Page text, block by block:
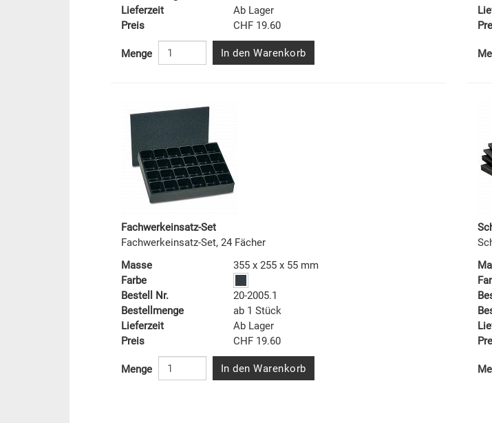
Lieferzeit
Ab Lager
Preis
CHF 19.60
Menge In den Warenkorb
Fachwerkeinsatz-Set
Fachwerkeinsatz-Set, 24 Fächer
Masse
355 x 255 x 55 mm
Farbe
Bestell Nr.
20-2005.1
Bestellmenge
ab 1 Stück
Lieferzeit
Ab Lager
Preis
CHF 19.60
Menge In den Warenkorb